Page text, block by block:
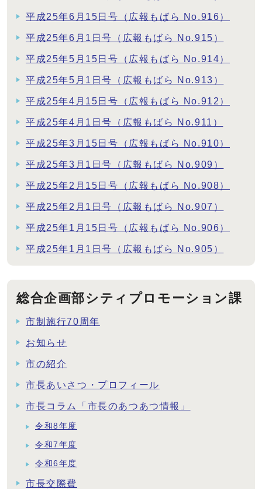
平成25年6月15日号（広報もばら No.916）
平成25年6月1日号（広報もばら No.915）
平成25年5月15日号（広報もばら No.914）
平成25年5月1日号（広報もばら No.913）
平成25年4月15日号（広報もばら No.912）
平成25年4月1日号（広報もばら No.911）
平成25年3月15日号（広報もばら No.910）
平成25年3月1日号（広報もばら No.909）
平成25年2月15日号（広報もばら No.908）
平成25年2月1日号（広報もばら No.907）
平成25年1月15日号（広報もばら No.906）
平成25年1月1日号（広報もばら No.905）
総合企画部シティプロモーション課
市制施行70周年
お知らせ
市の紹介
市長あいさつ・プロフィール
市長コラム「市長のあつあつ情報」
令和8年度
令和7年度
令和6年度
市長交際費